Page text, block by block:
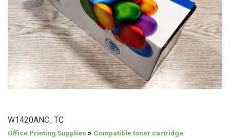
W1420ANC_TC
Office Printing Supplies > Compatible toner cartridge